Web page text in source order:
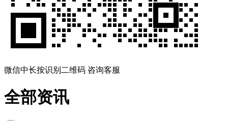
微信中长按识别二维码 咨询客服
全部资讯